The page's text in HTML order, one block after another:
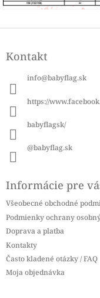
pKontakt
info@babyflag.sk
https://
babyflagsk/
@babyflag.sk
Informácie pre
Všeobecné obchodné
Podmienky ochrany
Doprava a platba
Kontakty
Často kladené otázky / FAQ
Moja objednávka